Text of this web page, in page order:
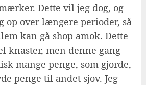
Dette vil jeg dog, og
op over længere perioder, så
kan gå shop amok. Dette
knaster, men denne gang
mange penge, som gjorde,
penge til andet sjov. Jeg